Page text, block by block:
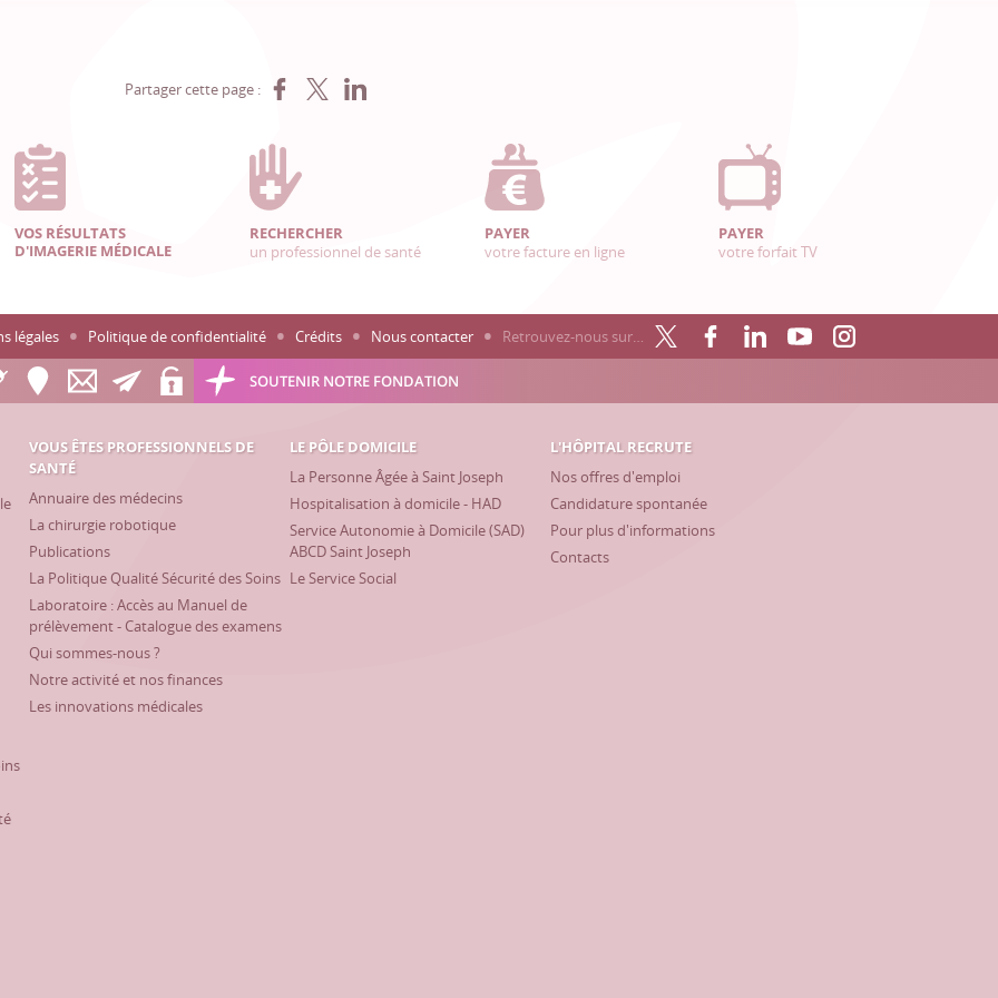
Partager cette page : Partager sur Facebook
Partager sur XPartager sur LinkedIn
VOS RÉSULTATS
D'IMAGERIE MÉDICALE
RECHERCHER
un professionnel de santé
PAYER
votre facture en ligne
PAYER
votre forfait TV
légales Politique de confidentialité Crédits Nous contacter Retrouvez-nous sur…
SOUTENIR NOTRE FONDATION
VOUS ÊTES PROFESSIONNELS DE
SANTÉ
Annuaire des médecins
La chirurgie robotique
Publications
La Politique Qualité Sécurité des Soins
Laboratoire : Accès au Manuel de
prélèvement - Catalogue des examens
Qui sommes-nous ?
Notre activité et nos finances
Les innovations médicales
LE PÔLE DOMICILE
La Personne Âgée à Saint Joseph
Hospitalisation à domicile - HAD
Service Autonomie à Domicile (SAD)
ABCD Saint Joseph
Le Service Social
L'HÔPITAL RECRUTE
Nos offres d'emploi
Candidature spontanée
Pour plus d'informations
Contacts